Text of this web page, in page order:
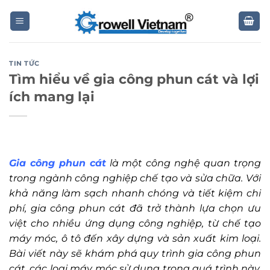
TIN TỨC
Tìm hiểu về gia công phun cát và lợi
ích mang lại
Gia công phun cátlà một công nghệ quan trọng
trong ngành công nghiệp chế tạo và sửa chữa. Với
khả năng làm sạch nhanh chóng và tiết kiệm chi
phí, gia công phun cát đã trở thành lựa chọn ưu
việt cho nhiều ứng dụng công nghiệp, từ chế tạo
máy móc, ô tô đến xây dựng và sản xuất kim loại.
Bài viết này sẽ khám phá quy trình gia công phun